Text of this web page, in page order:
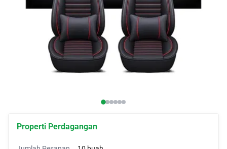
Pelindung Mobil
Tanduk khusus
Wrap Mobil
Properti Perdagangan